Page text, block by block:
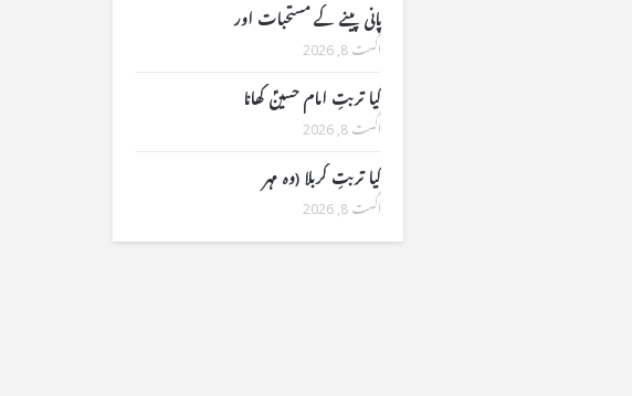
پانی پینے کے مستحبات اور
اگست 8, 2026
کیا تربتِ امام حسینؑ کھانا
اگست 8, 2026
کیا تربتِ کربلا (وہ مہر
اگست 8, 2026